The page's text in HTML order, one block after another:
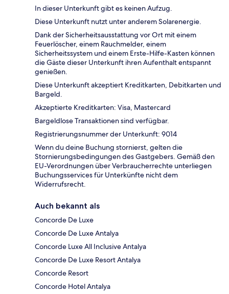
In dieser Unterkunft gibt es keinen Aufzug.
Diese Unterkunft nutzt unter anderem Solarenergie.
Dank der Sicherheitsausstattung vor Ort mit einem
Feuerlöscher, einem Rauchmelder, einem
Sicherheitssystem und einem Erste-Hilfe-Kasten können
die Gäste dieser Unterkunft ihren Aufenthalt entspannt
genießen.
Diese Unterkunft akzeptiert Kreditkarten, Debitkarten und
Bargeld.
Akzeptierte Kreditkarten: Visa, Mastercard
Bargeldlose Transaktionen sind verfügbar.
Registrierungsnummer der Unterkunft: 9014
Wenn du deine Buchung stornierst, gelten die
Stornierungsbedingungen des Gastgebers. Gemäß den
EU-Verordnungen über Verbraucherrechte unterliegen
Buchungsservices für Unterkünfte nicht dem
Widerrufsrecht.
Auch bekannt als
Concorde De Luxe
Concorde De Luxe Antalya
Concorde Luxe All Inclusive Antalya
Concorde De Luxe Resort Antalya
Concorde Resort
Concorde Hotel Antalya